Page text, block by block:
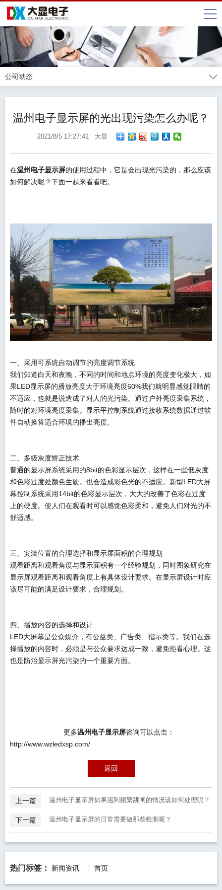
公司动态
温州电子显示屏的光出现污染怎么办呢？
2021/8/5 17:27:41 大显
在温州电子显示屏的使用过程中，它是会出现光污染的，那么应该
如何解决呢？下面一起来看看吧。
一、采用可系统自动调节的亮度调节系统
我们知道白天和夜晚，不同的时间和地点环境的亮度变化极大，如
果LED显示屏的播放亮度大于环境亮度60%我们就明显感觉眼睛的
不适应，也就是说造成了对人的光污染。通过户外亮度采集系统，
随时的对环境亮度采集。显示平控制系统通过接收系统数据通过软
件自动换算适合环境的播出亮度。
二、多级灰度矫正技术
普通的显示屏系统采用的8bit的色彩显示层次，这样在一些低灰度
和色彩过度处颜色生硬。也会造成彩色光的不适应。新型LED大屏
幕控制系统采用14bit的色彩显示层次，大大的改善了色彩在过度
上的硬度。使人们在观看时可以感觉色彩柔和，避免人们对光的不
舒适感。
三、安装位置的合理选择和显示屏面积的合理规划
观看距离和观看角度与显示面积有一个经验规划，同时图象研究在
显示屏观看距离和观看角度上有具体设计要求。在显示屏设计时应
该尽可能的满足设计要求，合理规划。
四、播放内容的选择和设计
LED大屏幕是公众媒介，有公益类、广告类、指示类等。我们在选
择播放的内容时，必须是与公众要求达成一致，避免拒看心理。这
也是防治显示屏光污染的一个重要方面。
更多温州电子显示屏咨询可以点击：
http://www.wzledxsp.com/
返回
上一篇 温州电子显示屏如果遇到频繁跳闸的情况该如何处理呢？
下一篇 温州电子显示屏的日常需要做那些检测呢？
热门标签： 新闻资讯 首页